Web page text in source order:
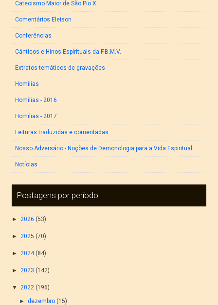
Catecismo Maior de São Pio X
Comentários Eleison
Conferências
Cânticos e Hinos Espirituais da F.B.M.V.
Extratos temáticos de gravações
Homilias
Homilias - 2016
Homilias - 2017
Leituras traduzidas e comentadas
Nosso Adversário - Noções de Demonologia para a Vida Espiritual
Notícias
Postagens por período
►2026 (53)
►2025 (70)
►2024 (84)
►2023 (142)
▼ 2022 (196)
► dezembro (15)